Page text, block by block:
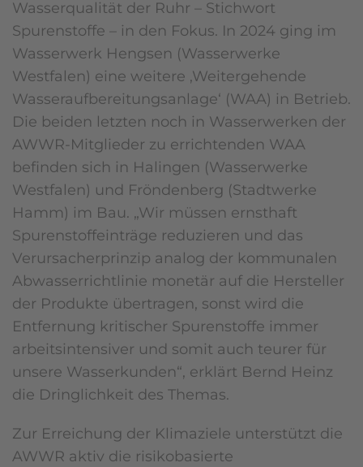
Wasserqualität der Ruhr – Stichwort
Spurenstoffe – in den Fokus. In 2024 ging im
Wasserwerk Hengsen (Wasserwerke
Westfalen) eine weitere ‚Weitergehende
Wasseraufbereitungsanlage‘ (WAA) in Betrieb.
Die beiden letzten noch in Wasserwerken der
AWWR-Mitglieder zu errichtenden WAA
befinden sich in Halingen (Wasserwerke
Westfalen) und Fröndenberg (Stadtwerke
Hamm) im Bau. „Wir müssen ernsthaft
Spurenstoffeinträge reduzieren und das
Verursacherprinzip analog der kommunalen
Abwasserrichtlinie monetär auf die Hersteller
der Produkte übertragen, sonst wird die
Entfernung kritischer Spurenstoffe immer
arbeitsintensiver und somit auch teurer für
unsere Wasserkunden“, erklärt Bernd Heinz
die Dringlichkeit des Themas.
Zur Erreichung der Klimaziele unterstützt die
AWWR aktiv die risikobasierte